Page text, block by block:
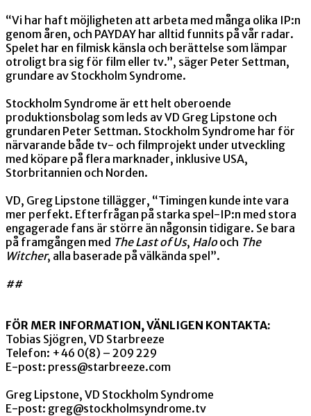
“Vi har haft möjligheten att arbeta med många olika IP:n
genom åren, och PAYDAY har alltid funnits på vår radar.
Spelet har en filmisk känsla och berättelse som lämpar
otroligt bra sig för film eller tv.”, säger Peter Settman,
grundare av Stockholm Syndrome.
Stockholm Syndrome är ett helt oberoende
produktionsbolag som leds av VD Greg Lipstone och
grundaren Peter Settman. Stockholm Syndrome har för
närvarande både tv- och filmprojekt under utveckling
med köpare på flera marknader, inklusive USA,
Storbritannien och Norden.
VD, Greg Lipstone tillägger, “Timingen kunde inte vara
mer perfekt. Efterfrågan på starka spel-IP:n med stora
engagerade fans är större än någonsin tidigare. Se bara
på framgången med The Last of Us, Halooch The
Witcher, alla baserade på välkända spel”.
##
FÖR MER INFORMATION, VÄNLIGEN KONTAKTA:
Tobias Sjögren, VD Starbreeze
Telefon: +46 0(8) – 209 229
E-post: press@starbreeze.com
Greg Lipstone, VD Stockholm Syndrome
E-post: greg@stockholmsyndrome.tv